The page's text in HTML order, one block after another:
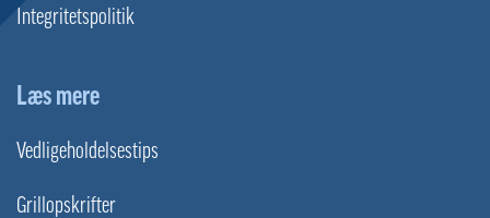
Integritetspolitik
Læs mere
Vedligeholdelsestips
Grillopskrifter